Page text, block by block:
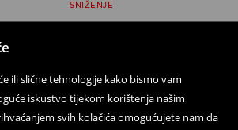
ili slične tehnologije kako bismo vam
iskustvo tijekom korištenja našim
svih kolačića omogućujete nam da
SNIŽENJE
Prati nas